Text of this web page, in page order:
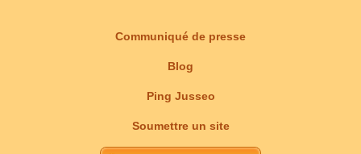
Communiqué de presse
Blog
Ping Jusseo
Soumettre un site